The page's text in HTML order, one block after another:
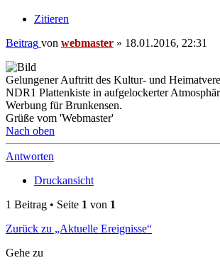
Zitieren
Beitrag von webmaster » 18.01.2016, 22:31
Gelungener Auftritt des Kultur- und
NDR1 Plattenkiste in aufgelockerter
Werbung für Brunkensen.
Grüße vom 'Webmaster'
Nach oben
Antworten
Druckansicht
1 Beitrag • Seite 1 von 1
Zurück zu „Aktuelle Ereignisse“
Gehe zu